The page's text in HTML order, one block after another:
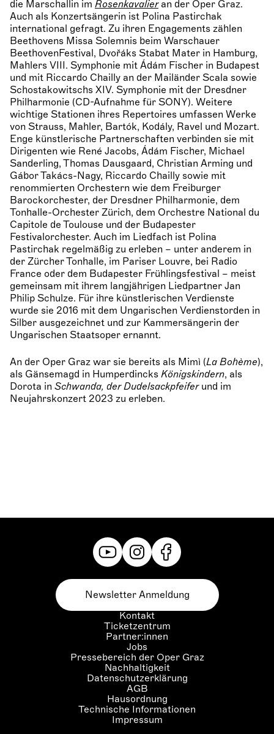
die Marschallin im Rosenkavalieran der Oper Graz.
Auch als Konzertsängerin ist Polina Pastirchak
international gefragt. Zu ihren Engagements zählen
Beethovens Missa Solemnis beim Warschauer
BeethovenFestival, Dvořáks Stabat Mater in Hamburg,
Mahlers VIII. Symphonie mit Ádám Fischer in Budapest
und mit Riccardo Chailly an der Mailänder Scala sowie
Schostakowitschs XIV. Symphonie mit der Dresdner
Philharmonie (CD-Aufnahme für SONY). Weitere
wichtige Stationen ihres Repertoires umfassen Werke
von Strauss, Mahler, Bartók, Kodály, Ravel und Mozart.
Enge künstlerische Partnerschaften verbinden sie mit
Dirigenten wie René Jacobs, Ádám Fischer, Michael
Sanderling, Thomas Dausgaard, Christian Arming und
Gábor Takács-Nagy, Riccardo Chailly sowie mit
renommierten Orchestern wie dem Freiburger
Barockorchester, der Dresdner Philharmonie, dem
Tonhalle-Orchester Zürich, dem Orchestre National du
Capitole de Toulouse und der Budapester
Festivalorchester. Auch im Liedfach ist Polina
Pastirchak regelmäßig zu erleben – unter anderem in
der Zürcher Tonhalle, im Pariser Louvre, bei Radio
France oder dem Budapester Frühlingsfestival – meist
gemeinsam mit ihrem langjährigen Liedpartner Jan
Philip Schulze. Für ihre künstlerischen Verdienste
wurde sie 2016 mit dem Ungarischen Verdienstorden in
Silber ausgezeichnet und zur Kammersängerin der
Ungarischen Staatsoper ernannt.
An der Oper Graz war sie bereits als Mimì (La Bohème),
als Gänsemagd in Humperdincks Königskindern, als
Dorota in Schwanda, der Dudelsackpfeiferund im
Neujahrskonzert 2023 zu erleben.
Kontakt
Ticketzentrum
Partner:innen
Jobs
Pressebereich der Oper Graz
Nachhaltigkeit
Datenschutzerklärung
AGB
Hausordnung
Technische Informationen
Impressum
Newsletter Anmeldung